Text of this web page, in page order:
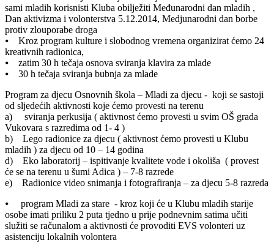
sami mladih korisnisti Kluba obilježiti Međunarodni dan mladih ,
Dan aktivizma i volonterstva 5.12.2014, Medjunarodni dan borbe
protiv zlouporabe droga
⦁ Kroz program kulture i slobodnog vremena organizirat ćemo 24
kreativnih radionica,
⦁ zatim 30 h tečaja osnova sviranja klavira za mlade
⦁ 30 h tečaja sviranja bubnja za mlade
Program za djecu Osnovnih škola – Mladi za djecu - koji se sastoji
od sljedećih aktivnosti koje ćemo provesti na terenu
a) sviranja perkusija ( aktivnost ćemo provesti u svim OŠ grada
Vukovara s razredima od 1- 4 )
b) Lego radionice za djecu ( aktivnost ćemo provesti u Klubu
mladih ) za djecu od 10 – 14 godina
d) Eko laboratorij – ispitivanje kvalitete vode i okoliša ( provest
će se na terenu u šumi Adica ) – 7-8 razrede
e) Radionice video snimanja i fotografiranja – za djecu 5-8 razreda
⦁ program Mladi za stare - kroz koji će u Klubu mladih starije
osobe imati priliku 2 puta tjedno u prije podnevnim satima učiti
služiti se računalom a aktivnosti će provoditi EVS volonteri uz
asistenciju lokalnih volontera